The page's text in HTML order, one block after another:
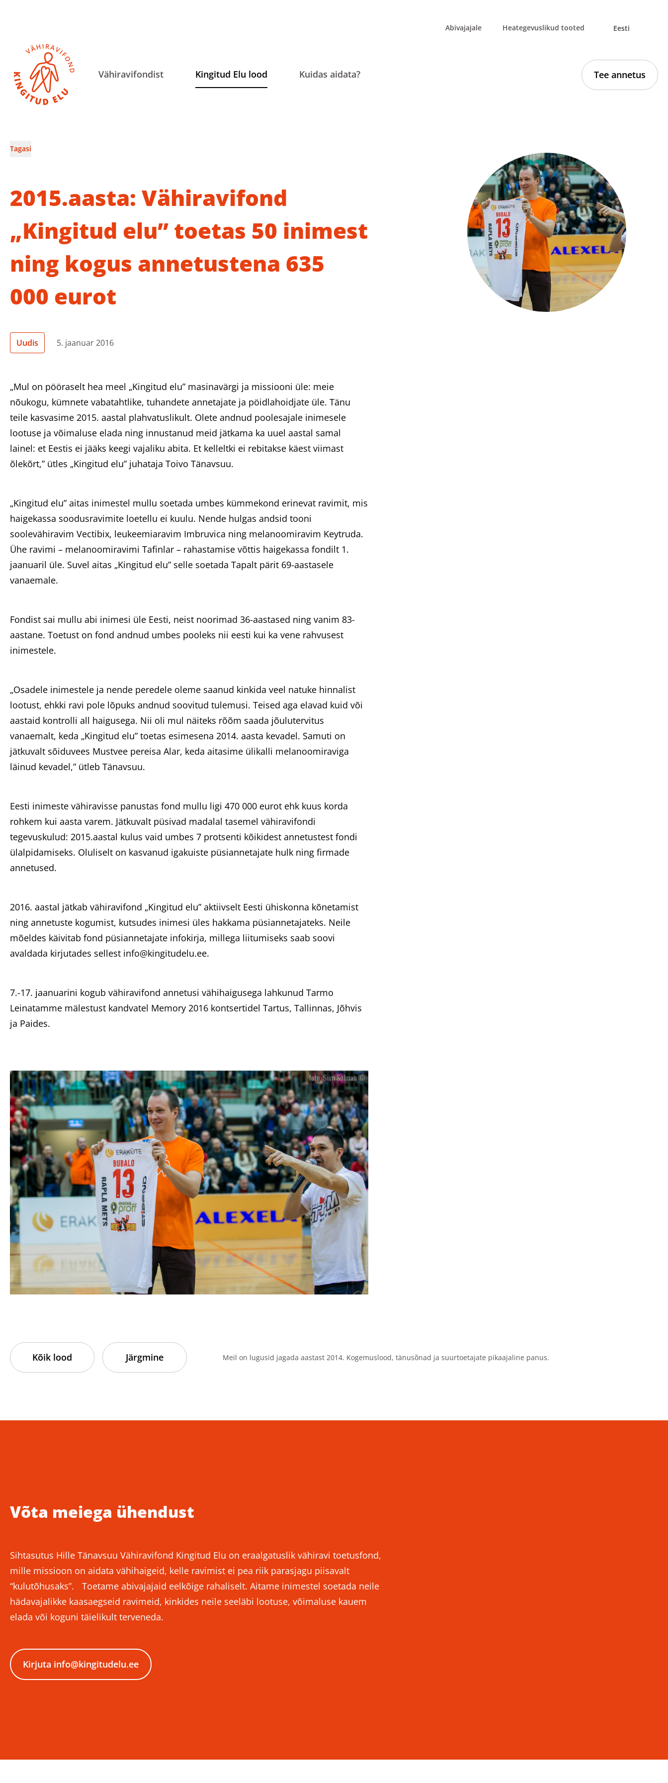
Abivajajale Heategevuslikud tooted Eesti
Vähiravifondist Kingitud Elu lood Kuidas aidata? Tee annetus
Tagasi
2015.aasta: Vähiravifond
„Kingitud elu” toetas 50 inimest
ning kogus annetustena 635
000 eurot
Uudis 5. jaanuar 2016
„Mul on pööraselt hea meel „Kingitud elu” masinavärgi ja missiooni üle: meie
nõukogu, kümnete vabatahtlike, tuhandete annetajate ja pöidlahoidjate üle. Tänu
teile kasvasime 2015. aastal plahvatuslikult. Olete andnud poolesajale inimesele
lootuse ja võimaluse elada ning innustanud meid jätkama ka uuel aastal samal
lainel: et Eestis ei jääks keegi vajaliku abita. Et kelleltki ei rebitakse käest viimast
õlekõrt,” ütles „Kingitud elu” juhataja Toivo Tänavsuu.
„Kingitud elu” aitas inimestel mullu soetada umbes kümmekond erinevat ravimit, mis
haigekassa soodusravimite loetellu ei kuulu. Nende hulgas andsid tooni
soolevähiravim Vectibix, leukeemiaravim Imbruvica ning melanoomiravim Keytruda.
Ühe ravimi – melanoomiravimi Tafinlar – rahastamise võttis haigekassa fondilt 1.
jaanuaril üle. Suvel aitas „Kingitud elu” selle soetada Tapalt pärit 69-aastasele
vanaemale.
Fondist sai mullu abi inimesi üle Eesti, neist noorimad 36-aastased ning vanim 83-
aastane. Toetust on fond andnud umbes pooleks nii eesti kui ka vene rahvusest
inimestele.
„Osadele inimestele ja nende peredele oleme saanud kinkida veel natuke hinnalist
lootust, ehkki ravi pole lõpuks andnud soovitud tulemusi. Teised aga elavad kuid või
aastaid kontrolli all haigusega. Nii oli mul näiteks rõõm saada jõulutervitus
vanaemalt, keda „Kingitud elu” toetas esimesena 2014. aasta kevadel. Samuti on
jätkuvalt sõiduvees Mustvee pereisa Alar, keda aitasime ülikalli melanoomiraviga
läinud kevadel,” ütleb Tänavsuu.
Eesti inimeste vähiravisse panustas fond mullu ligi 470 000 eurot ehk kuus korda
rohkem kui aasta varem. Jätkuvalt püsivad madalal tasemel vähiravifondi
tegevuskulud: 2015.aastal kulus vaid umbes 7 protsenti kõikidest annetustest fondi
ülalpidamiseks. Oluliselt on kasvanud igakuiste püsiannetajate hulk ning firmade
annetused.
2016. aastal jätkab vähiravifond „Kingitud elu” aktiivselt Eesti ühiskonna kõnetamist
ning annetuste kogumist, kutsudes inimesi üles hakkama püsiannetajateks. Neile
mõeldes käivitab fond püsiannetajate infokirja, millega liitumiseks saab soovi
avaldada kirjutades sellest info@kingitudelu.ee.
7.-17. jaanuarini kogub vähiravifond annetusi vähihaigusega lahkunud Tarmo
Leinatamme mälestust kandvatel Memory 2016 kontsertidel Tartus, Tallinnas, Jõhvis
ja Paides.
Kõik lood Järgmine Meil on lugusid jagada aastast 2014. Kogemuslood, tänusõnad ja suurtoetajate pikaajaline panus.
Võta meiega ühendust
Sihtasutus Hille Tänavsuu Vähiravifond Kingitud Elu on eraalgatuslik vähiravi toetusfond,
mille missioon on aidata vähihaigeid, kelle ravimist ei pea riik parasjagu piisavalt
“kulutõhusaks”. Toetame abivajajaid eelkõige rahaliselt. Aitame inimestel soetada neile
hädavajalikke kaasaegseid ravimeid, kinkides neile seeläbi lootuse, võimaluse kauem
elada või koguni täielikult terveneda.
Kirjuta info@kingitudelu.ee